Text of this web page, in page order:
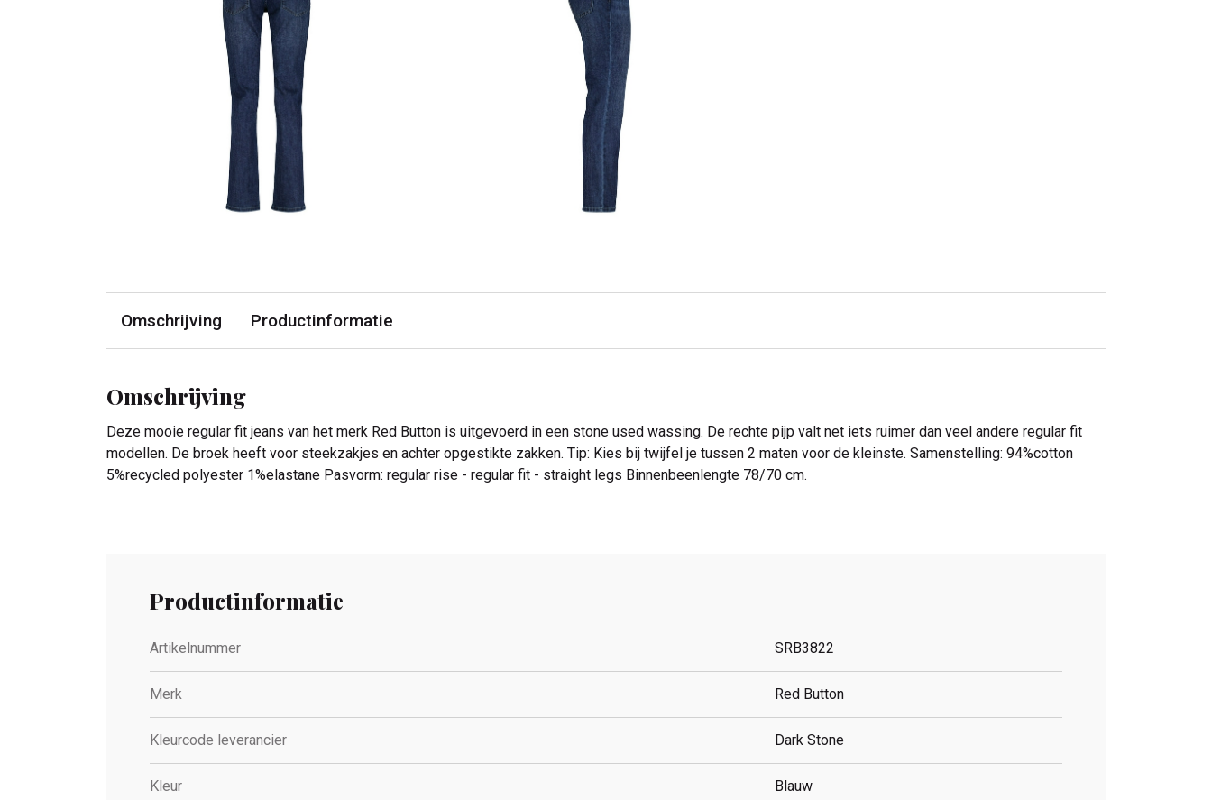
Omschrijving Productinformatie
Omschrijving
Deze mooie regular fit jeans van het merk Red Button is uitgevoerd in een stone used wassing. De rechte pijp valt net iets ruimer dan veel andere regular fit
modellen. De broek heeft voor steekzakjes en achter opgestikte zakken. Tip: Kies bij twijfel je tussen 2 maten voor de kleinste. Samenstelling: 94%cotton
5%recycled polyester 1%elastane Pasvorm: regular rise - regular fit - straight legs Binnenbeenlengte 78/70 cm.
Productinformatie
Artikelnummer SRB3822
Merk Red Button
Kleurcode leverancier Dark Stone
Kleur Blauw